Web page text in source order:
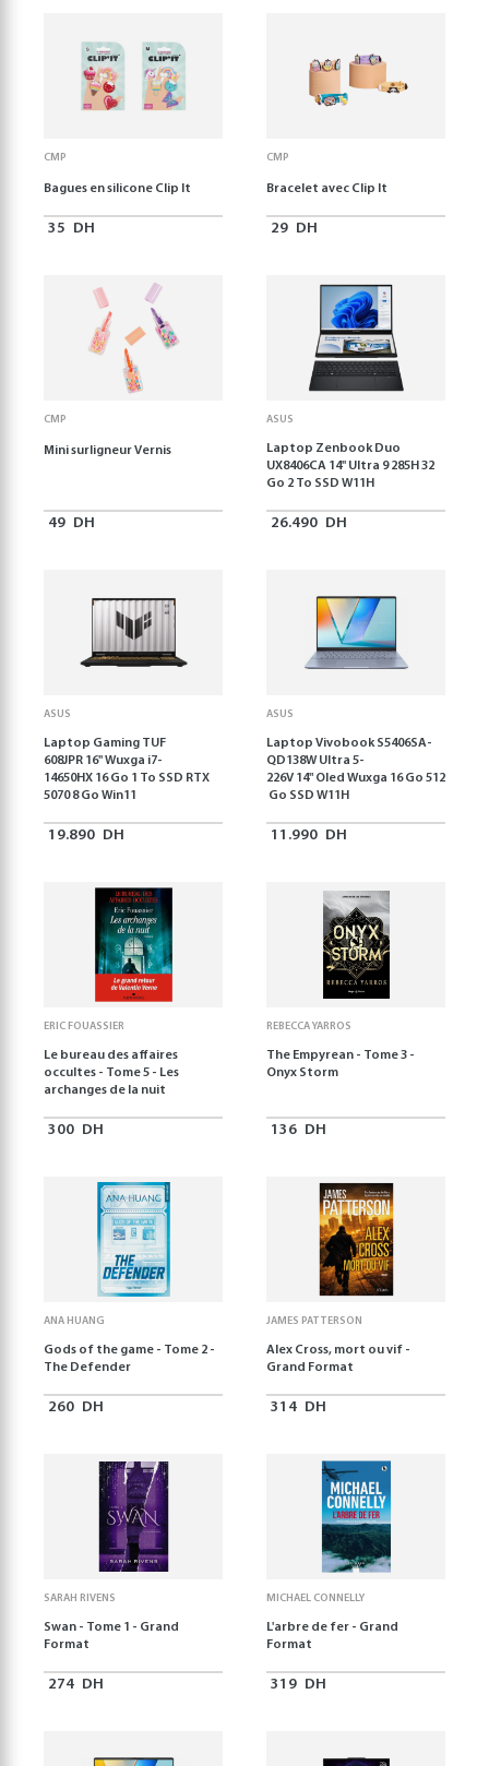
CMP
Bagues en silicone Clip It
35 DH
CMP
Bracelet avec Clip It
29 DH
CMP
Mini surligneur Vernis
49 DH
ASUS
Laptop Zenbook Duo
UX8406CA 14'' Ultra 9 285H 32
Go 2 To SSD W11H
26.490 DH
ASUS
Laptop Gaming TUF
608JPR 16'' Wuxga i7-
14650HX 16 Go 1 To SSD RTX
5070 8 Go Win11
19.890 DH
ASUS
Laptop Vivobook S5406SA-
QD138W Ultra 5-
226V 14" Oled Wuxga 16 Go 512
Go SSD W11H
11.990 DH
ERIC FOUASSIER
Le bureau des affaires
occultes - Tome 5 - Les
archanges de la nuit
300 DH
REBECCA YARROS
The Empyrean - Tome 3 -
Onyx Storm
136 DH
ANA HUANG
Gods of the game - Tome 2 -
The Defender
260 DH
JAMES PATTERSON
Alex Cross, mort ou vif -
Grand Format
314 DH
SARAH RIVENS
Swan - Tome 1 - Grand
Format
274 DH
MICHAEL CONNELLY
L'arbre de fer - Grand
Format
319 DH